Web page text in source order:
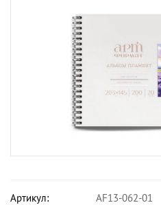
Артикул:
AF13-062-01